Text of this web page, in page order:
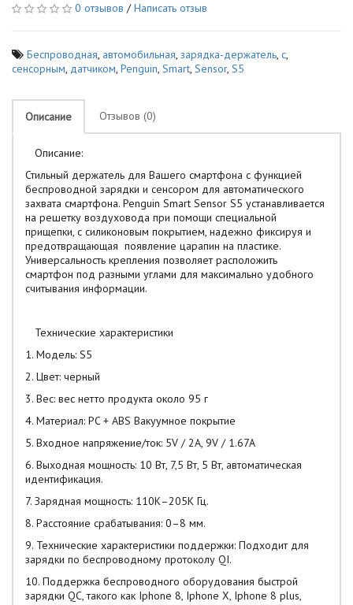
0 отзывов /Написать отзыв
Беспроводная, автомобильная, зарядка-держатель, с,
сенсорным, датчиком, Penguin, Smart, Sensor, S5
Описание Отзывов (0)
Описание:
Стильный держатель для Вашего смартфона с функцией
беспроводной зарядки и сенсором для автоматического
захвата смартфона. Penguin Smart Sensor S5 устанавливается
на решетку воздуховода при помощи специальной
прищепки, с силиконовым покрытием, надежно фиксируя и
предотвращающая появление царапин на пластике.
Универсальность крепления позволяет расположить
смартфон под разными углами для максимально удобного
считывания информации.
Технические характеристики
1. Модель: S5
2. Цвет: черный
3. Вес: вес нетто продукта около 95 г
4. Материал: PC + ABS Вакуумное покрытие
5. Входное напряжение/ток: 5V / 2A, 9V / 1.67A
6. Выходная мощность: 10 Вт, 7,5 Вт, 5 Вт, автоматическая
идентификация.
7. Зарядная мощность: 110К–205К Гц.
8. Расстояние срабатывания: 0–8 мм.
9. Технические характеристики поддержки: Подходит для
зарядки по беспроводному протоколу QI.
10. Поддержка беспроводного оборудования быстрой
зарядки QC, такого как Iphone 8, Iphone X, Iphone 8 plus,